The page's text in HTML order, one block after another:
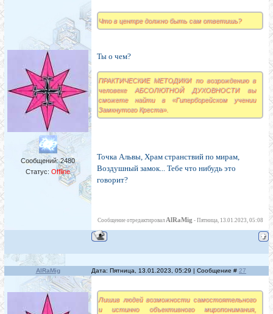
Сообщений:2480
Статус: Offline
Что в центре должно быть сам ответишь?
Ты о чем?
ПРАКТИЧЕСКИЕ МЕТОДИКИ по возрождению в
человеке АБСОЛЮТНОЙ ДУХОВНОСТИ вы
сможете найти в «Гиперборейском учении
Замкнутого Креста».
Точка Альвы, Храм странствий по мирам,
Воздушный замок... Тебе что нибудь это
говорит?
Сообщение отредактировал AlRaMig - Пятница, 13.01.2023, 05:08
AlRaMig Дата: Пятница, 13.01.2023, 05:29 | Сообщение # 27
Лишив людей возможности самостоятельного
и истинно объективного миропонимания,